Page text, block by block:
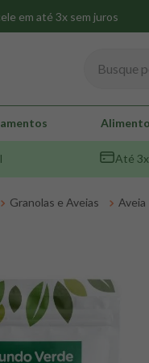
em até 3x sem juros
Até
Granolas e Aveias Aveia
mundo verde